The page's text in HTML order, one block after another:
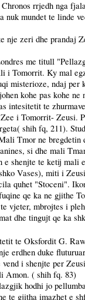
rrjedh nga
mundet te
zeri dhe prandaj
me titull
i Tomorrit. Ky mal
misterioze, ndaj
kohe pas kohe ne
te
i Tomorrit- Zeusi.
shih fq, 211).
Tmor ne
si dhe mali
e shenjte te ketij mali
Vases), miti i
quhet "Stoceni".
qe ka ne gjithe
vjeter, mbrojtes i
dhe tingujt qe ka
te Oksfordit G.
erdhen duke
i shenjte per
Amon. ( shih fq. 83)
hodhi jo
te gjitha imazhet e